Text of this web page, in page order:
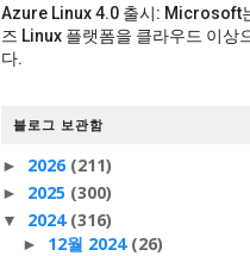
Azure Linux 4.0 출시: Microsoft
즈 Linux 플랫폼을 클라우드 이상
다.
블로그 보관함
► 2026 (211)
► 2025 (300)
▼ 2024 (316)
► 12월 2024 (26)